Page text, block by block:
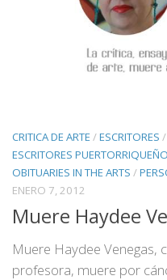
CRITICA DE ARTE /ESCRITORES /
ESCRITORES
OBITUARIES IN THE ARTS /
ENERO 7, 2012
Muere Haydee
Muere Haydee Venegas,
profesora, muere por